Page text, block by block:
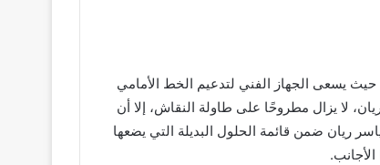
حيث يسعى الجهاز الفني لتدعيم الخط الأمامي
لا يزال مطروحًا على طاولة النقاش، إلا أن
ريان ضمن قائمة الحلول البديلة التي يضعها